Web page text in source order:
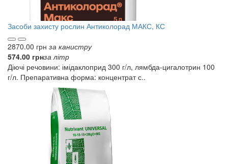
Засоби захисту рослин Антиколорад МАКС, КС
2870.00 грн за канистру
574.00 грнза літр
Діючі речовини: імідаклоприд 300 г/л, лямбда-цигалотрин 100
г/л. Препаративна форма: концентрат с..